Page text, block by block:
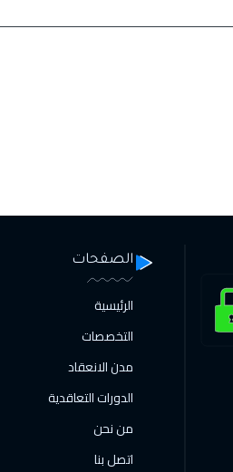
الصفحات
الرئيسية
التخصصات
مدن الانعقاد
الدورات التعاقدية
من نحن
اتصل بنا